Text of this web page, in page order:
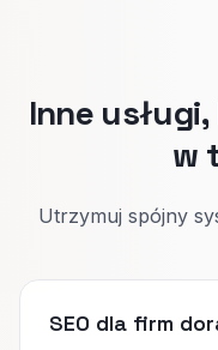
Inne
w
Utrzymuj spójny
SEO dla firm